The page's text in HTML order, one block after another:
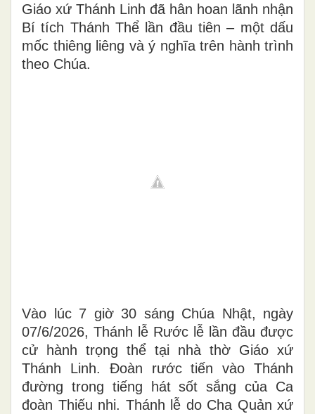
Giáo xứ Thánh Linh đã hân hoan lãnh nhận
Bí tích Thánh Thể lần đầu tiên – một dấu
mốc thiêng liêng và ý nghĩa trên hành trình
theo Chúa.
Vào lúc 7 giờ 30 sáng Chúa Nhật, ngày
07/6/2026, Thánh lễ Rước lễ lần đầu được
cử hành trọng thể tại nhà thờ Giáo xứ
Thánh Linh. Đoàn rước tiến vào Thánh
đường trong tiếng hát sốt sắng của Ca
đoàn Thiếu nhi. Thánh lễ do Cha Quản xứ